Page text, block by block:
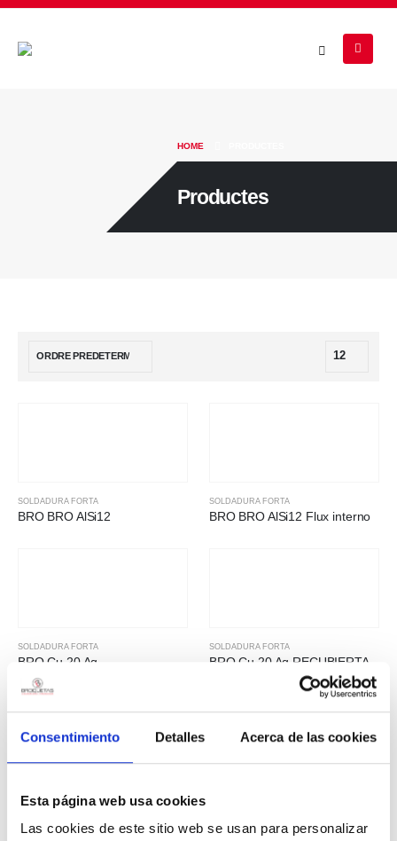
Consentimiento Detalles Acerca de las cookies
Esta página web usa cookies
Las cookies de este sitio web se usan para personalizar
HOME
Productes
SOLDADURA FORTA
BRO BRO AlSi12
SOLDADURA FORTA
BRO BRO AlSi12 Flux interno
SOLDADURA FORTA
BRO Cu 20 Ag
SOLDADURA FORTA
BRO Cu 20 Ag RECUBIERTA
BRO Cu 25 Ag